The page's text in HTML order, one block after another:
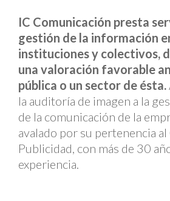
IC Comunicación presta
gestión de la información
instituciones y colectivos,
una valoración favorable
pública o un sector de ésta.
la auditoría de imagen a la
de la comunicación de la
avalado por su pertenencia
Publicidad, con más de 30
experiencia.